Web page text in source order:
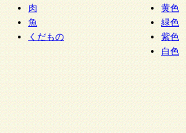
肉
魚
くだもの
黄色
緑色
紫色
白色